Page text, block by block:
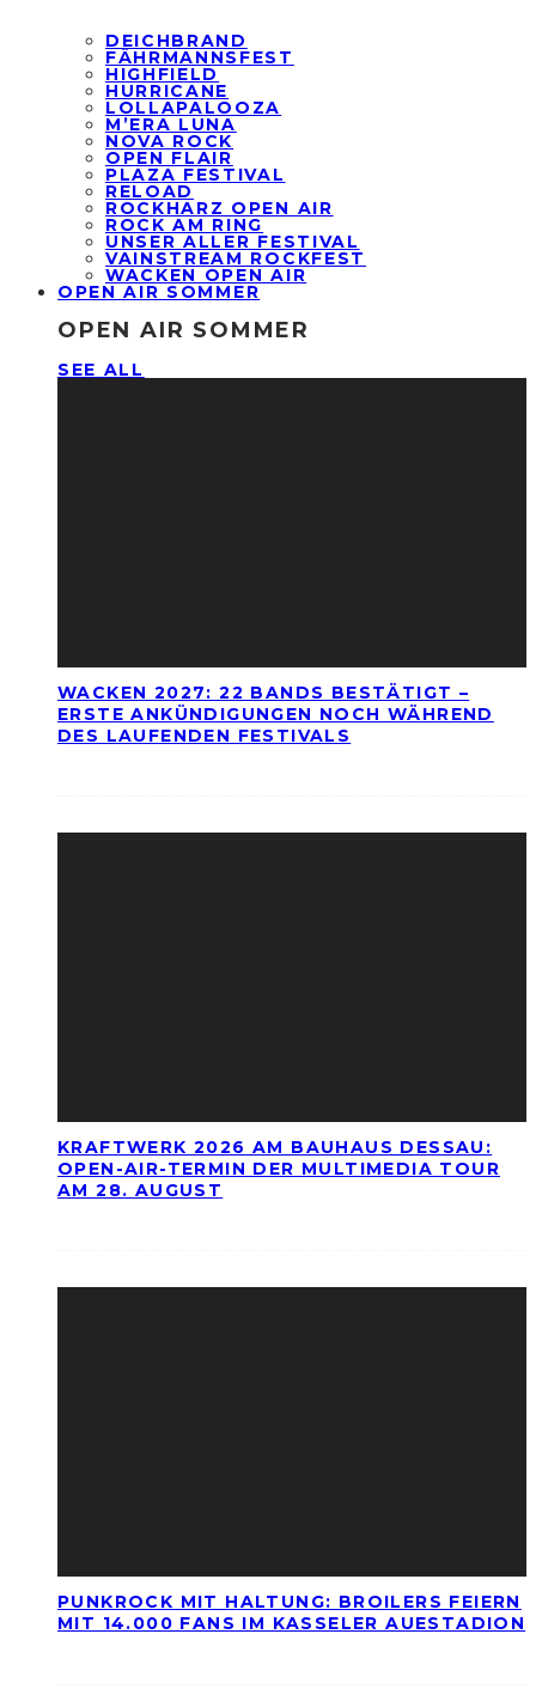
DEICHBRAND
FÄHRMANNSFEST
HIGHFIELD
HURRICANE
LOLLAPALOOZA
M’ERA LUNA
NOVA ROCK
OPEN FLAIR
PLAZA FESTIVAL
RELOAD
ROCKHARZ OPEN AIR
ROCK AM RING
UNSER ALLER FESTIVAL
VAINSTREAM ROCKFEST
WACKEN OPEN AIR
OPEN AIR SOMMER
OPEN AIR SOMMER
SEE ALL
WACKEN 2027: 22 BANDS BESTÄTIGT –
ERSTE ANKÜNDIGUNGEN NOCH WÄHREND
DES LAUFENDEN FESTIVALS
KRAFTWERK 2026 AM BAUHAUS DESSAU:
OPEN-AIR-TERMIN DER MULTIMEDIA TOUR
AM 28. AUGUST
PUNKROCK MIT HALTUNG: BROILERS FEIERN
MIT 14.000 FANS IM KASSELER AUESTADION